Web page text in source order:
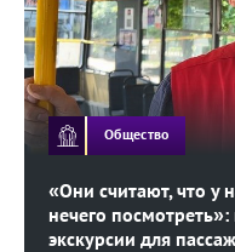
«Они считают, что у
нечего
экскурсии для
Общество